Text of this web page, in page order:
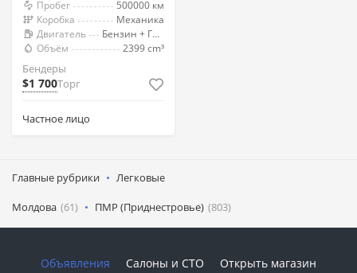
Пробег
500000 км
Коробка
Механика
Двигатель
Бензин + Газ (Метан)
Объём
2399 cm³
Бендеры
$1 700Торг
Частное лицо
Главные рубрики Легковые
Молдова (61) ПМР (Приднестровье) (803)
Объявления Салоны и СТО Открыть магазин